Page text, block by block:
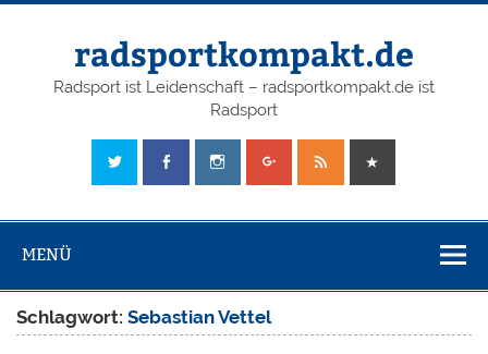
radsportkompakt.de
Radsport ist Leidenschaft – radsportkompakt.de ist
Radsport
MENÜ
Schlagwort:Sebastian Vettel